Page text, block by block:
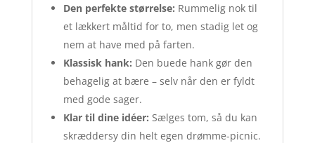
Den perfekte størrelse: Rummelig nok til
et lækkert måltid for to, men stadig let og
nem at have med på farten.
Klassisk hank: Den buede hank gør den
behagelig at bære – selv når den er fyldt
med gode sager.
Klar til dine idéer: Sælges tom, så du kan
skræddersy din helt egen drømme-picnic.